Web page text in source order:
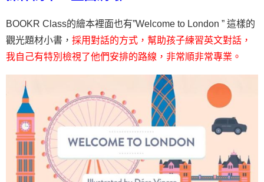
BOOKR Class的繪本裡面也有”Welcome to London ” 這樣的
觀光題材小書， 採用對話的方式，幫助孩子練習英文對話，
我自己有特別檢視了他們安排的路線，非常順非常專業。